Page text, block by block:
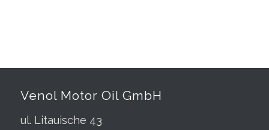
Venol Motor Oil GmbH
ul. Litauische 43